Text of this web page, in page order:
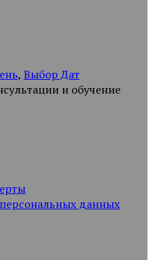
, Выбор Дат
и обучение
данных